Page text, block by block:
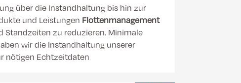
über die Instandhaltung bis hin zur
und Leistungen Flottenmanagement
Standzeiten zu reduzieren. Minimale
wir die Instandhaltung unserer
nötigen Echtzeitdaten